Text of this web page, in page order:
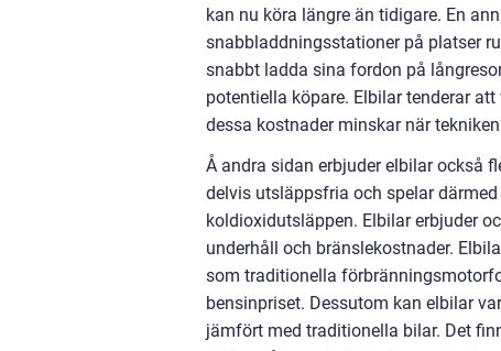
kan nu köra längre än tidigare. En
snabbladdningsstationer på platser
snabbt ladda sina fordon på
potentiella köpare. Elbilar tenderar
dessa kostnader minskar när
Å andra sidan erbjuder elbilar också
delvis utsläppsfria och spelar
koldioxidutsläppen. Elbilar erbjuder
underhåll och bränslekostnader.
som traditionella
bensinpriset. Dessutom kan elbilar
jämfört med traditionella bilar. Det